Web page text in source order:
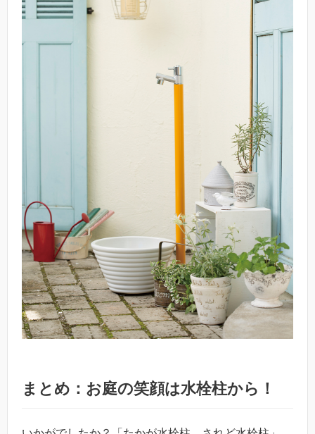
まとめ：お庭の笑顔は水栓柱から！